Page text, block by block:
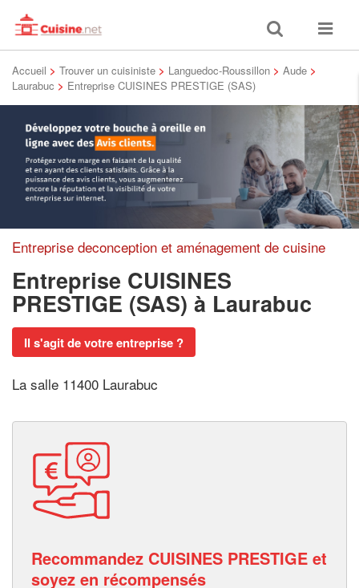
Toggle
search
Toggle
Accueil > Trouver un cuisiniste > Languedoc-Roussillon > Aude >
Laurabuc > Entreprise CUISINES PRESTIGE (SAS)
Entreprise deconception et aménagement de cuisine
Entreprise CUISINES
PRESTIGE (SAS) à Laurabuc
Il s'agit de votre entreprise ?
La salle 11400 Laurabuc
Recommandez CUISINES PRESTIGE et
soyez en récompensés